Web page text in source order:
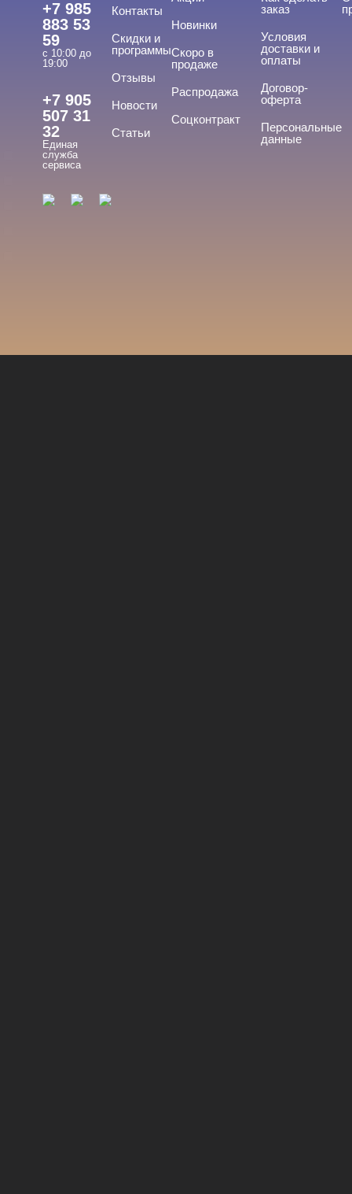
Уход
Фрезы, боры, колпачки
Cвернуть
ADRICOCO
ARTEX
+7 985
883 53
59
с 10:00 до
19:00
+7 905
507 31
32
Единая
служба
сервиса
Контакты
Скидки и
программы
Отзывы
Новости
Статьи
Новинки
Скоро в
продаже
Распродажа
Соцконтракт
заказ
Условия
доставки и
оплаты
Договор-
оферта
Персональные
данные